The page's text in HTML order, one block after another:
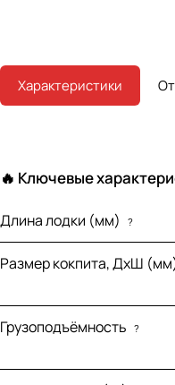
Характеристики
🔥 Ключевые
Длина лодки (мм) ?
Размер кокпита, ДхШ
Грузоподъёмность ?